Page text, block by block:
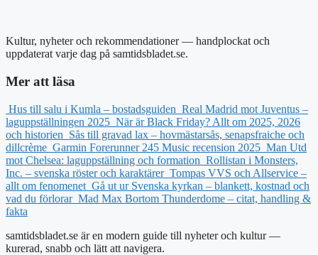
Kultur, nyheter och rekommendationer — handplockat och
uppdaterat varje dag på samtidsbladet.se.
Mer att läsa
Hus till salu i Kumla – bostadsguiden Real Madrid mot Juventus –
laguppställningen 2025 När är Black Friday? Allt om 2025, 2026
och historien Sås till gravad lax – hovmästarsås, senapsfraiche och
dillcrème Garmin Forerunner 245 Music recension 2025 Man Utd
mot Chelsea: laguppställning och formation Rollistan i Monsters,
Inc. – svenska röster och karaktärer Tompas VVS och Allservice –
allt om fenomenet Gå ut ur Svenska kyrkan – blankett, kostnad och
vad du förlorar Mad Max Bortom Thunderdome – citat, handling &
fakta
samtidsbladet.se är en modern guide till nyheter och kultur —
kurerad, snabb och lätt att navigera.